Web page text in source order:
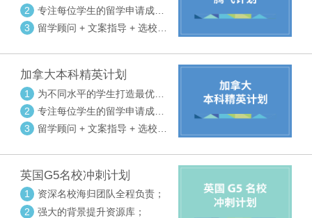
校方案
2
专注每位学生的留学申请成功
率
3
留学顾问 + 文案指导 + 选校申
加拿大本科精英计划
1
为不同水平的学生打造最优选
校方案
2
专注每位学生的留学申请成功
率
3
留学顾问 + 文案指导 + 选校申
英国G5名校冲刺计划
1
资深名校海归团队全程负责；
2
强大的背景提升资源库；